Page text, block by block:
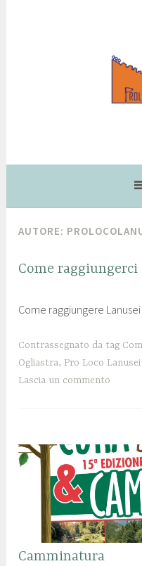
AUTORE:
LANUSEI
Come raggiungerci
8
a
g
g
0
1
r
l
o
c
n
u
Come raggiungere
Contrassegnato da tag
Ogliastra, Pro Loco Lanusei
Lascia un commento
SENZA
Camminatura